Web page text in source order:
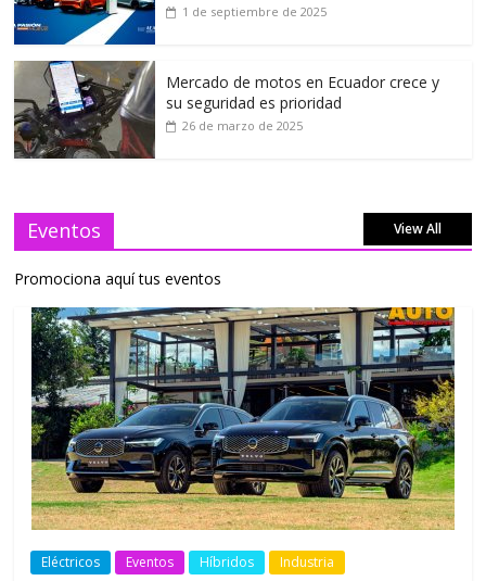
1 de septiembre de 2025
Mercado de motos en Ecuador crece y
su seguridad es prioridad
26 de marzo de 2025
Eventos View All
Promociona aquí tus eventos
Eléctricos Eventos Híbridos Industria